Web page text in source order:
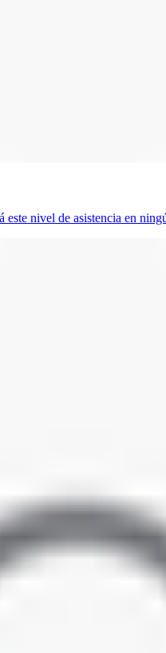
este nivel de asistencia en